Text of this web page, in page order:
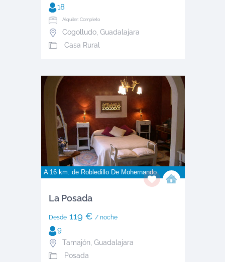
18
Alquiler: Completo
Cogolludo, Guadalajara
Casa Rural
A 16 km. de Robledillo De Mohernando
La Posada
Desde119 € / noche
9
Tamajón Guadalajara
Posada